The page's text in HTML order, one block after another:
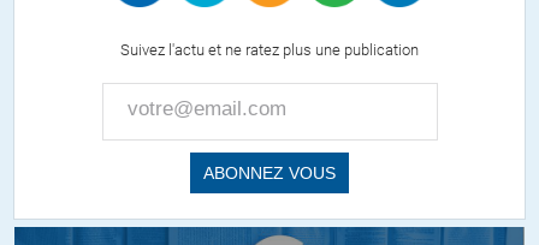
Suivez l'actu et ne ratez plus une publication